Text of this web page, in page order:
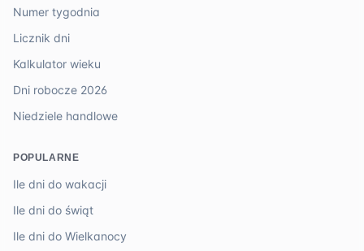
Numer tygodnia
Licznik dni
Kalkulator wieku
Dni robocze 2026
Niedziele handlowe
POPULARNE
Ile dni do wakacji
Ile dni do świąt
Ile dni do Wielkanocy